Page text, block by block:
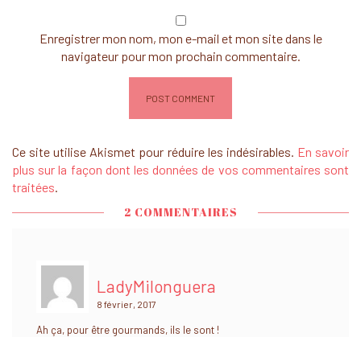
Enregistrer mon nom, mon e-mail et mon site dans le
navigateur pour mon prochain commentaire.
Ce site utilise Akismet pour réduire les indésirables. En savoir
plus sur la façon dont les données de vos commentaires sont
traitées
2 COMMENTAIRES
LadyMilonguera
8 février, 2017
Ah ça, pour être gourmands, ils le sont !